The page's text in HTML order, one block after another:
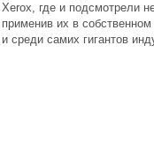
Xerox, где и подсмотрели
применив их в собственном
и среди самих гигантов